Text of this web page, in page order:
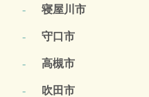
寝屋川市
守口市
高槻市
吹田市